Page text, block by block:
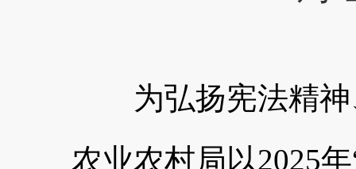
为弘扬宪法精神
农业农村局以2025